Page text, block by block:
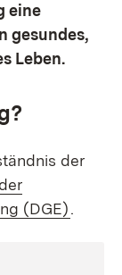
eine
gesundes,
Leben.
der
(DGE).